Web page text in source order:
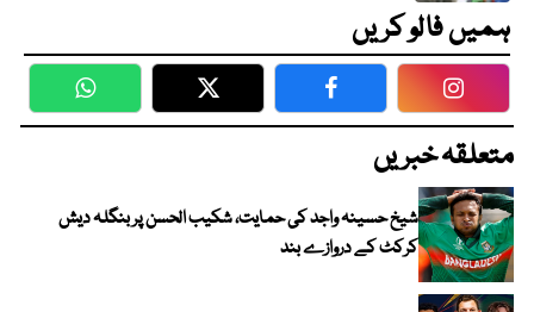
ہمیں فالو کریں
WhatsApp Twitter Facebook
متعلقہ خبریں
شیخ حسینہ واجد کی حمایت، شکیب الحسن پر بنگلہ دیش
کرکٹ کے دروازے بند